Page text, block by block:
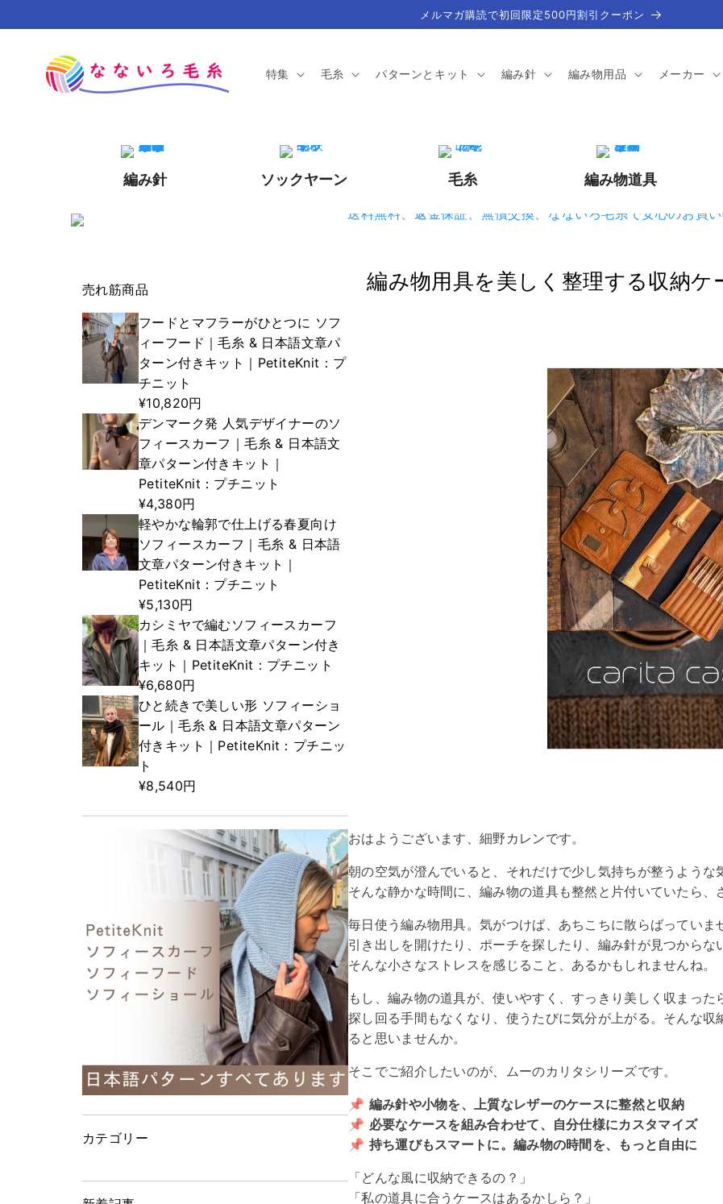
進む
メルマガ購読で初回限定500円割引クーポン
特集 毛糸 パターンとキット 編み針 編み物用品 メーカー
編み針 ソックヤーン 毛糸 編み物道具
売れ筋商品
フードとマフラーがひとつに ソフ
ィーフード｜毛糸 & 日本語文章パ
ターン付きキット｜PetiteKnit：プ
チニット
¥10,820円
デンマーク発 人気デザイナーのソ
フィースカーフ｜毛糸 & 日本語文
章パターン付きキット｜
PetiteKnit：プチニット
¥4,380円
軽やかな輪郭で仕上げる春夏向け
ソフィースカーフ｜毛糸 & 日本語
文章パターン付きキット｜
PetiteKnit：プチニット
¥5,130円
カシミヤで編むソフィースカーフ
｜毛糸 & 日本語文章パターン付き
キット｜PetiteKnit：プチニット
¥6,680円
ひと続きで美しい形 ソフィーショ
ール｜毛糸 & 日本語文章パターン
付きキット｜PetiteKnit：プチニッ
ト
¥8,540円
カテゴリー
編み物用具を美しく整理する収納
おはようございます、細野カレンです。
朝の空気が澄んでいると、それだけで少し気持ちが整うような
そんな静かな時間に、編み物の道具も整然と片付いていたら、
毎日使う編み物用具。気がつけば、あちこちに散らばっていま
引き出しを開けたり、ポーチを探したり、編み針が見つからな
そんな小さなストレスを感じること、あるかもしれませんね。
もし、編み物の道具が、使いやすく、すっきり美しく収まった
探し回る手間もなくなり、使うたびに気分が上がる。そんな
ると思いませんか。
そこでご紹介したいのが、ムーのカリタシリーズです。
📌 編み針や小物を、上質なレザーのケースに整然と収納
📌 必要なケースを組み合わせて、自分仕様にカスタマイズ
📌 持ち運びもスマートに。編み物の時間を、もっと自由に
「どんな風に収納できるの？」
「私の道具に合うケースはあるかしら？」